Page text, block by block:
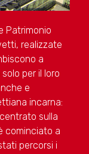
Patrimonio
realizzate
a
per il loro
e
incarna:
sulla
cominciato a
percorsi i